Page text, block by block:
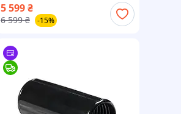
5 599₴
6 599 ₴ -15%